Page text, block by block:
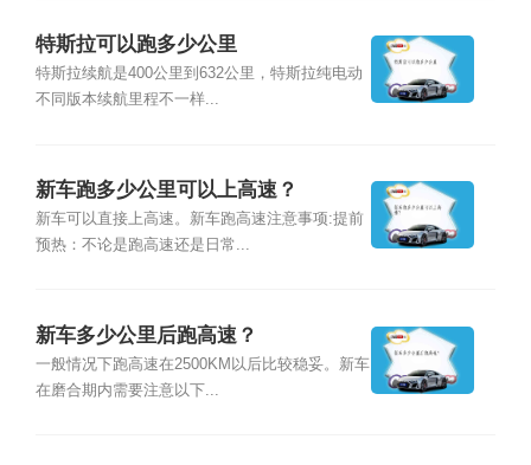
特斯拉可以跑多少公里
特斯拉续航是400公里到632公里，特斯拉纯电动
不同版本续航里程不一样...
新车跑多少公里可以上高速？
新车可以直接上高速。新车跑高速注意事项:提前
预热：不论是跑高速还是日常...
新车多少公里后跑高速？
一般情况下跑高速在2500KM以后比较稳妥。新车
在磨合期内需要注意以下...